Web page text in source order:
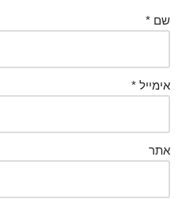
שם *
אימייל *
אתר